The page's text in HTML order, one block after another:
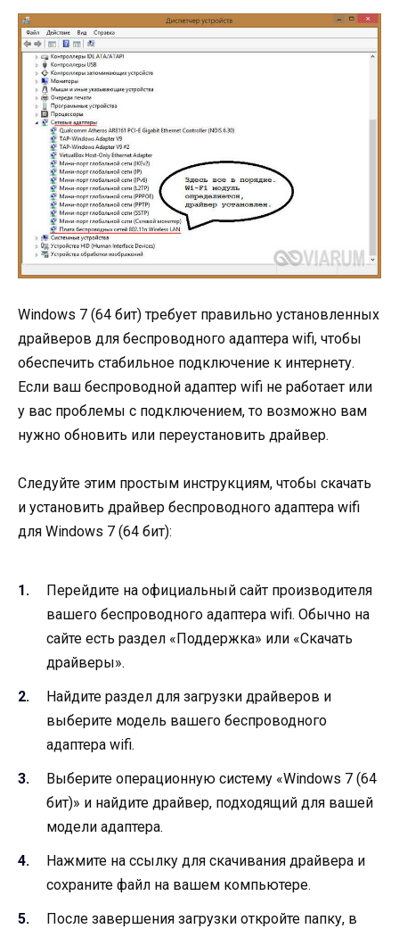
Windows 7 (64 бит) требует правильно установленных
драйверов для беспроводного адаптера wifi, чтобы
обеспечить стабильное подключение к интернету.
Если ваш беспроводной адаптер wifi не работает или
у вас проблемы с подключением, то возможно вам
нужно обновить или переустановить драйвер.
Следуйте этим простым инструкциям, чтобы скачать
и установить драйвер беспроводного адаптера wifi
для Windows 7 (64 бит):
Перейдите на официальный сайт производителя
вашего беспроводного адаптера wifi. Обычно на
сайте есть раздел «Поддержка» или «Скачать
драйверы».
Найдите раздел для загрузки драйверов и
выберите модель вашего беспроводного
адаптера wifi.
Выберите операционную систему «Windows 7 (64
бит)» и найдите драйвер, подходящий для вашей
модели адаптера.
Нажмите на ссылку для скачивания драйвера и
сохраните файл на вашем компьютере.
После завершения загрузки откройте папку, в